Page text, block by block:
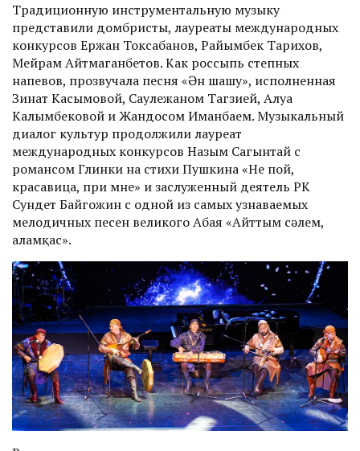
Традиционную инструментальную музыку
представили домбрис­ты, лауреаты международных
конкурсов Ержан Токсабанов, Райымбек Тарихов,
Мейрам Айтмаганбетов. Как россыпь степных
напевов, прозвучала песня «Ән шашу», исполненная
Зинат Касымовой, Саулежаном Тагзией, Алуа
Калымбековой и Жандосом Иманбаем. Музыкальный
диалог культур продолжили лауреат
международных конкурсов Назым Сагынтай с
романсом Глинки на стихи Пушкина «Не пой,
красавица, при мне» и заслуженный деятель РК
Сундет Байгожин с одной из самых узнаваемых
мелодичных песен великого Абая «Айттым сәлем,
Қаламқас».